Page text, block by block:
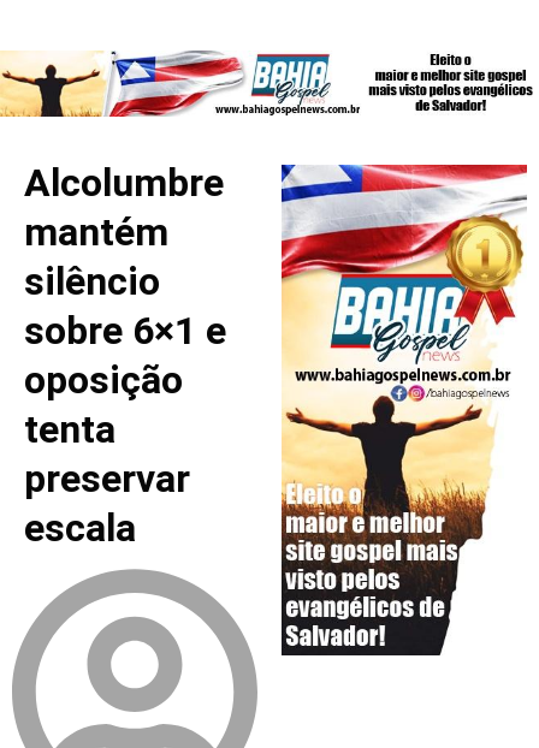
Alcolumbre
mantém
silêncio
sobre 6×1 e
oposição
tenta
preservar
escala